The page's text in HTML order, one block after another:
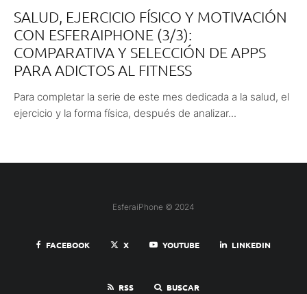
SALUD, EJERCICIO FÍSICO Y MOTIVACIÓN
CON ESFERAIPHONE (3/3):
COMPARATIVA Y SELECCIÓN DE APPS
PARA ADICTOS AL FITNESS
Para completar la serie de este mes dedicada a la salud, el
ejercicio y la forma física, después de analizar...
EsferaiPhone © 2024
FACEBOOK X YOUTUBE LINKEDIN
RSS BUSCAR